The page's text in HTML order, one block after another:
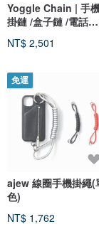
Yoggle Chain | 手
掛鏈 /盒子鏈 /電話鏈 /
NT$ 2,501
免運
ajew 線圈手機掛繩(
色)
NT$ 1,762